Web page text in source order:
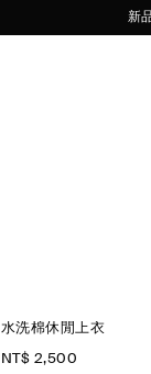
新
水洗棉休閒上衣
NT$ 2,500